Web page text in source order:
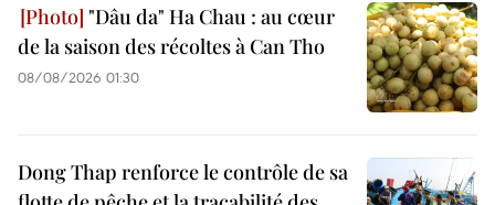
"Dâu da" Ha Chau : au cœur
de la saison des récoltes à Can Tho
08/08/2026 01:30
Dong Thap renforce le contrôle de sa